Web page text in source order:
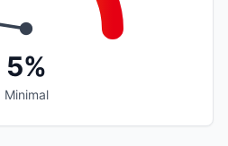
5%
Minimal